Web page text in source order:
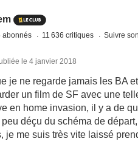
abonnés 11 636 critiques Suivre
le 4 janvier 2018
je ne regarde jamais les BA
un film de SF avec une
en home invasion, il y a de
déçu du schéma de
je me suis très vite laissé